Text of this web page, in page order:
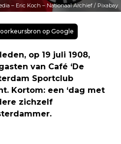
– Eric Koch – Nationaal Archief / Pixabay
op Google
op 19 juli 1908,
van Café ‘De
Sportclub
Kortom: een ‘dag met
zichzelf